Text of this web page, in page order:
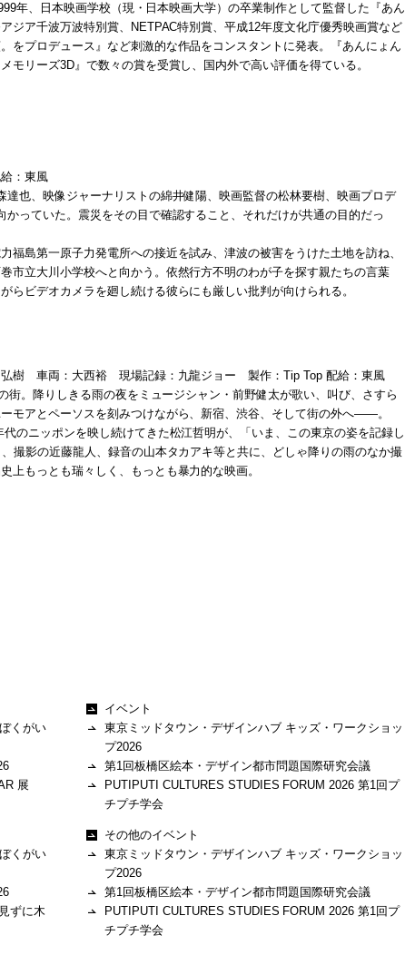
年、日本映画学校（現・日本映画大学）の卒業制作として監督した『あん
ジア千波万波特別賞、NETPAC特別賞、平成12年度文化庁優秀映画賞など
をプロデュース』など刺激的な作品をコンスタントに発表。『あんにょん
モリーズ3D』で数々の賞を受賞し、国内外で高い評価を得ている。
：東風
也、映像ジャーナリストの綿井健陽、映画監督の松林要樹、映画プロデ
っていた。震災をその目で確認すること、それだけが共通の目的だっ
福島第一原子力発電所への接近を試み、津波の被害をうけた土地を訪ね、
市立大川小学校へと向かう。依然行方不明のわが子を探す親たちの言葉
らビデオカメラを廻し続ける彼らにも厳しい批判が向けられる。
樹 車両：大西裕 現場記録：九龍ジョー 製作：Tip Top 配給：東風
。降りしきる雨の夜をミュージシャン・前野健太が歌い、叫び、さすら
モアとペーソスを刻みつけながら、新宿、渋谷、そして街の外へ——。
のニッポンを映し続けてきた松江哲明が、「いま、この東京の姿を記録し
撮影の近藤龍人、録音の山本タカアキ等と共に、どしゃ降りの雨のなか撮
上もっとも瑞々しく、もっとも暴力的な映画。
くがい
展
くがい
ずに木
イベント
東京ミッドタウン・デザインハブ キッズ・ワークショッ
プ2026
第1回板橋区絵本・デザイン都市問題国際研究会議
PUTIPUTI CULTURES STUDIES FORUM 2026 第1回プ
チプチ学会
その他のイベント
東京ミッドタウン・デザインハブ キッズ・ワークショッ
プ2026
第1回板橋区絵本・デザイン都市問題国際研究会議
PUTIPUTI CULTURES STUDIES FORUM 2026 第1回プ
チプチ学会